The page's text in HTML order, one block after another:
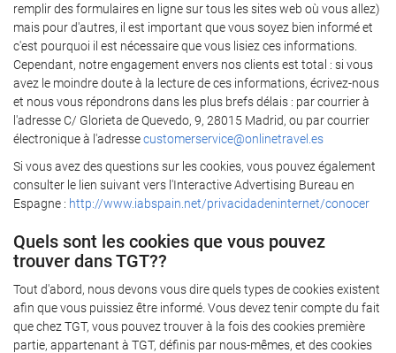
remplir des formulaires en ligne sur tous les sites web où vous allez)
mais pour d'autres, il est important que vous soyez bien informé et
c'est pourquoi il est nécessaire que vous lisiez ces informations.
Cependant, notre engagement envers nos clients est total : si vous
avez le moindre doute à la lecture de ces informations, écrivez-nous
et nous vous répondrons dans les plus brefs délais : par courrier à
l'adresse C/ Glorieta de Quevedo, 9, 28015 Madrid, ou par courrier
électronique à l'adressecustomerservice@onlinetravel.es
Si vous avez des questions sur les cookies, vous pouvez également
consulter le lien suivant vers l'Interactive Advertising Bureau en
Espagne : http://www.iabspain.net/privacidadeninternet/conocer
Quels sont les cookies que vous pouvez
trouver dans TGT??
Tout d'abord, nous devons vous dire quels types de cookies existent
afin que vous puissiez être informé. Vous devez tenir compte du fait
que chez TGT, vous pouvez trouver à la fois des cookies première
partie, appartenant à TGT, définis par nous-mêmes, et des cookies